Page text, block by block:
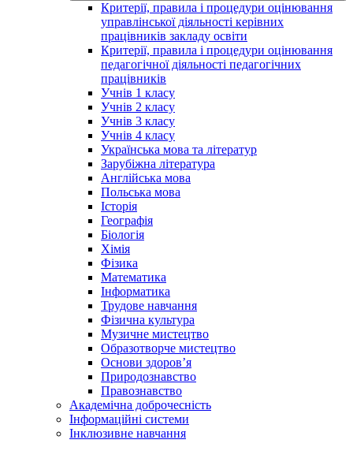
Критерії, правила і процедури оцінювання
управлінської діяльності керівних
працівників закладу освіти
Критерії, правила і процедури оцінювання
педагогічної діяльності педагогічних
працівників
Учнів 1 класу
Учнів 2 класу
Учнів 3 класу
Учнів 4 класу
Українська мова та літератур
Зарубіжна література
Англійська мова
Польська мова
Історія
Географія
Біологія
Хімія
Фізика
Математика
Інформатика
Трудове навчання
Фізична культура
Музичне мистецтво
Образотворче мистецтво
Основи здоров’я
Природознавство
Правознавство
Академічна доброчесність
Інформаційні системи
Інклюзивне навчання